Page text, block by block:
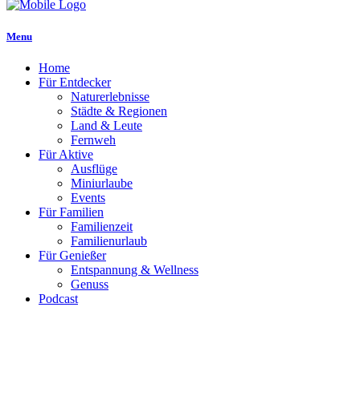
Menu
Home
Für Entdecker
Naturerlebnisse
Städte & Regionen
Land & Leute
Fernweh
Für Aktive
Ausflüge
Miniurlaube
Events
Für Familien
Familienzeit
Familienurlaub
Für Genießer
Entspannung & Wellness
Genuss
Podcast